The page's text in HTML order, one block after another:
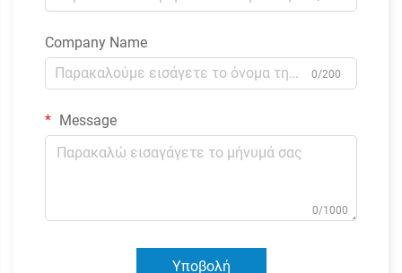
Company Name
0/200
Message
0/1000
Υποβολή